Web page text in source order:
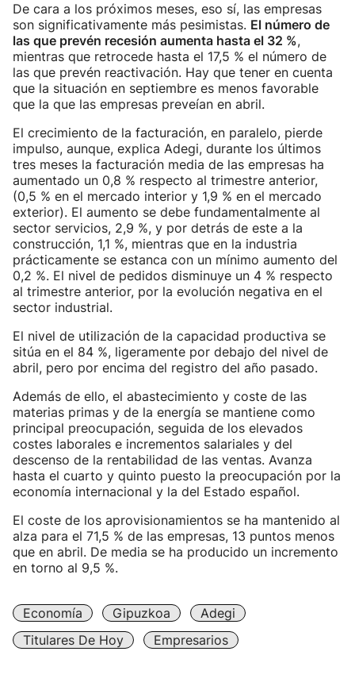
De cara a los próximos meses, eso sí, las empresas
son significativamente más pesimistas. El número de
las que prevén recesión aumenta hasta el 32 %,
mientras que retrocede hasta el 17,5 % el número de
las que prevén reactivación. Hay que tener en cuenta
que la situación en septiembre es menos favorable
que la que las empresas preveían en abril.
El crecimiento de la facturación, en paralelo, pierde
impulso, aunque, explica Adegi, durante los últimos
tres meses la facturación media de las empresas ha
aumentado un 0,8 % respecto al trimestre anterior,
(0,5 % en el mercado interior y 1,9 % en el mercado
exterior). El aumento se debe fundamentalmente al
sector servicios, 2,9 %, y por detrás de este a la
construcción, 1,1 %, mientras que en la industria
prácticamente se estanca con un mínimo aumento del
0,2 %. El nivel de pedidos disminuye un 4 % respecto
al trimestre anterior, por la evolución negativa en el
sector industrial.
El nivel de utilización de la capacidad productiva se
sitúa en el 84 %, ligeramente por debajo del nivel de
abril, pero por encima del registro del año pasado.
Además de ello, el abastecimiento y coste de las
materias primas y de la energía se mantiene como
principal preocupación, seguida de los elevados
costes laborales e incrementos salariales y del
descenso de la rentabilidad de las ventas. Avanza
hasta el cuarto y quinto puesto la preocupación por la
economía internacional y la del Estado español.
El coste de los aprovisionamientos se ha mantenido al
alza para el 71,5 % de las empresas, 13 puntos menos
que en abril. De media se ha producido un incremento
en torno al 9,5 %.
Economía Gipuzkoa
Adegi
Titulares De Hoy
Empresarios